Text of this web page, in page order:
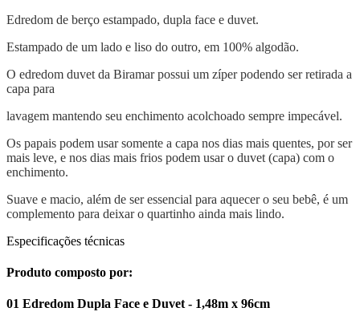
Edredom de berço estampado, dupla face e duvet.
Estampado de um lado e liso do outro, em 100% algodão.
O edredom duvet da Biramar possui um zíper podendo ser retirada a
capa para
lavagem mantendo seu enchimento acolchoado sempre impecável.
Os papais podem usar somente a capa nos dias mais quentes, por ser
mais leve, e nos dias mais frios podem usar o duvet (capa) com o
enchimento.
Suave e macio, além de ser essencial para aquecer o seu bebê, é um
complemento para deixar o quartinho ainda mais lindo.
Especificações técnicas
Produto composto por:
01 Edredom Dupla Face e Duvet - 1,48m x 96cm